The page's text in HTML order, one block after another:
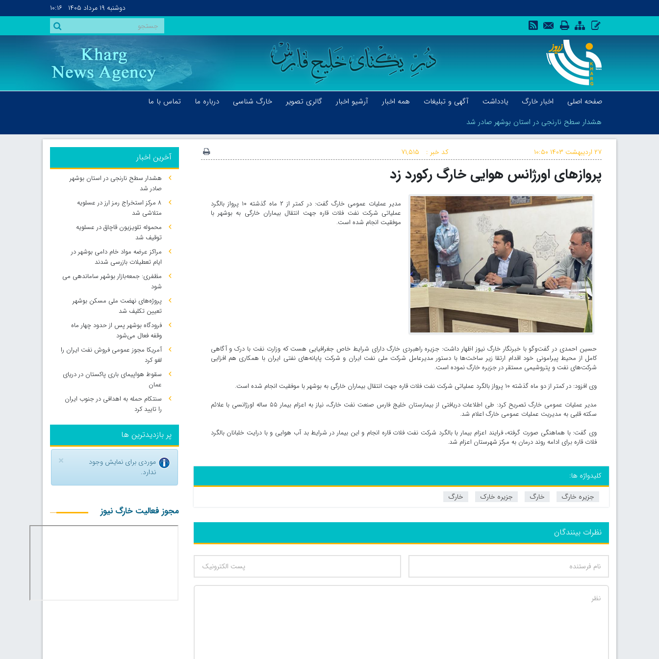
دوشنبه ۱۹ مرداد ۱۴۰۵ ۱۰:۱۶
صفحه اصلی اخبار خارگ یادداشت آگهی و تبلیغات همه اخبار آرشیو اخبار گالری تصویر خارگ شناسی درباره ما
تماس با ما
هشدار سطح نارنجی در استان بوشهر صادر شد
هشدار سطح نارنجی در استان بوشهر صادر شد
کد خبر : ۷۱,۵۱۵ ۲۷ اردیبهشت ۱۴۰۳ ۱۰:۵۰
پروازهای اورژانس هوایی خارگ رکورد زد
مدیر عملیات عمومی خارگ گفت: در کمتر از ۲ ماه گذشته ۱۰ پرواز بالگرد
عملیاتی شرکت نفت فلات قاره جهت انتقال بیماران خارگی به بوشهر با
موفقیت انجام شده است.
حسین احمدی در گفت‌وگو با خبرنگار خارگ نیوز اظهار داشت: جزیره راهبردی خارگ دارای شرایط خاص جغرافیایی هست که وزارت نفت با درک و آگاهی
کامل از محیط پیرامونی خود اقدام ارتقا زیر ساخت‌ها با دستور مدیرعامل شرکت ملی نفت ایران و شرکت پایانه‌های نفتی ایران با همکاری هم افزایی
شرکت‌های نفت و پتروشیمی مستقر در جزیره خارگ نموده است.
وی افزود: در کمتر از دو ماه گذشته ۱۰ پرواز بالگرد عملیاتی شرکت نفت فلات قاره جهت انتقال بیماران خارگی به بوشهر با موفقیت انجام شده است.
مدیر عملیات عمومی خارگ تصریح کرد: طی اطلاعات دریافتی از بیمارستان خلیج فارس صنعت نفت خارگ، نیاز به اعزام بیمار ۵۵ ساله اورژانسی با علائم
سکته قلبی به مدیریت عملیات عمومی خارگ اعلام شد.
وی گفت: با هماهنگی صورت گرفته، فرایند اعزام بیمار با بالگرد شرکت نفت فلات قاره انجام و این بیمار در شرایط بد آب هوایی و با درایت خلبانان بالگرد
فلات قاره برای ادامه روند درمان به مرکز شهرستان اعزام شد.
کلیدواژه ها:
جزیره خارگ
خارگ جزیره خارک خارگ
نظرات بینندگان
آخرین اخبار
هشدار سطح نارنجی در استان بوشهر
صادر شد
۸ مرکز استخراج رمز ارز در عسلویه
متلاشی شد
محموله تلویزیون قاچاق در عسلویه
توقیف شد
مراکز عرضه مواد خام دامی بوشهر در
ایام تعطیلات بازرسی شدند
مظفری: جمعه‌بازار بوشهر ساماندهی می‌
شود
پروژه‌های نهضت ملی مسکن بوشهر
تعیین تکلیف شد
فرودگاه بوشهر پس از حدود چهار ماه
وقفه فعال می‌شود
آمریکا مجوز عمومی فروش نفت ایران را
لغو کرد
سقوط هواپیمای باری پاکستان در دریای
عمان
سنتکام حمله به اهدافی در جنوب ایران
را تایید کرد
پر بازدیدترین ها
×
موردی برای نمایش وجود
ندارد.
مجوز فعالیت خارگ نیوز